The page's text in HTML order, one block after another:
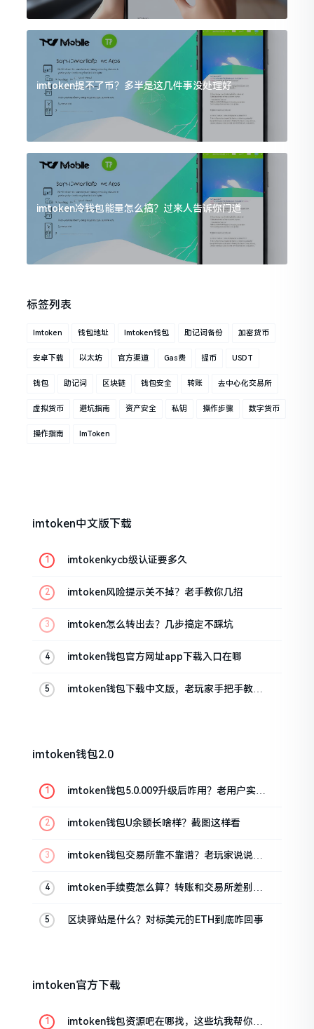
imtoken提不了币？多半是这几件事没处理好
imtoken冷钱包能量怎么搞？过来人告诉你门道
标签列表
Imtoken 钱包地址 Imtoken钱包 助记词备份 加密货币
安卓下载 以太坊 官方渠道 Gas费 提币 USDT
钱包 助记词 区块链 钱包安全 转账 去中心化交易所
虚拟货币 避坑指南 资产安全 私钥 操作步骤 数字货币
操作指南 ImToken
imtoken中文版下载
imtokenkycb级认证要多久
imtoken风险提示关不掉？老手教你几招
imtoken怎么转出去？几步搞定不踩坑
imtoken钱包官方网址app下载入口在哪
imtoken钱包下载中文版，老玩家手把手教你
imtoken钱包2.0
imtoken钱包5.0.009升级后咋用？老用户实测
imtoken钱包U余额长啥样？截图这样看
imtoken钱包交易所靠不靠谱？老玩家说说心
imtoken手续费怎么算？转账和交易所差别大
区块驿站是什么？对标美元的ETH到底咋回事
imtoken官方下载
imtoken钱包资源吧在哪找，这些坑我帮你趟